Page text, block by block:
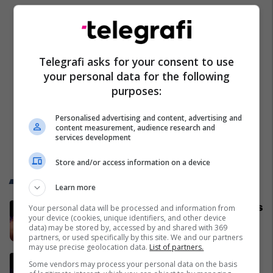
Trend Telegrafi
Fjalët e para të Joshuas pas fitores
me nokaut ndaj Kristian Prengës
Boks
E rrëzoi Joshuan, por nuk arriti ta
Telegrafi asks for your consent to use
your personal data for the following
purposes:
Personalised advertising and content, advertising and
content measurement, audience research and
services development
Store and/or access information on a device
Learn more
Your personal data will be processed and information from
your device (cookies, unique identifiers, and other device
data) may be stored by, accessed by and shared with 369
partners, or used specifically by this site. We and our partners
may use precise geolocation data. List of partners.
Some vendors may process your personal data on the basis